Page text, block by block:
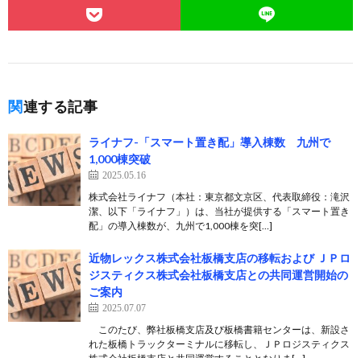
関連する記事
ライナフ-「スマート置き配」導入棟数 九州で
1,000棟突破
2025.05.16
株式会社ライナフ（本社：東京都文京区、代表取締役：滝沢
潔、以下「ライナフ」）は、当社が提供する「スマート置き
配」の導入棟数が、九州で1,000棟を突[…]
近物レックス株式会社板橋支店の移転および ＪＰロ
ジスティクス株式会社板橋支店との共同運営開始の
ご案内
2025.07.07
このたび、弊社板橋支店及び板橋書籍センターは、新設さ
れた板橋トラックターミナルに移転し、ＪＰロジスティクス